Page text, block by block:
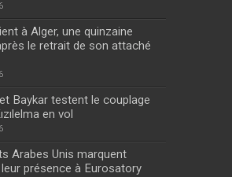
à Alger, une quinzaine
le retrait de son attaché
Baykar testent le couplage
en vol
Arabes Unis marquent
présence à Eurosatory